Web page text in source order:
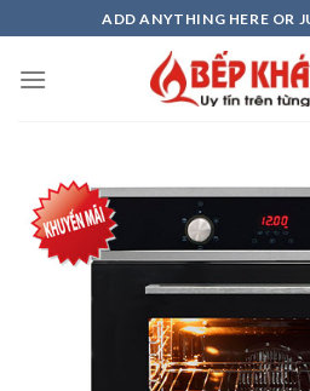
to
content
ADD ANYTHING HERE OR